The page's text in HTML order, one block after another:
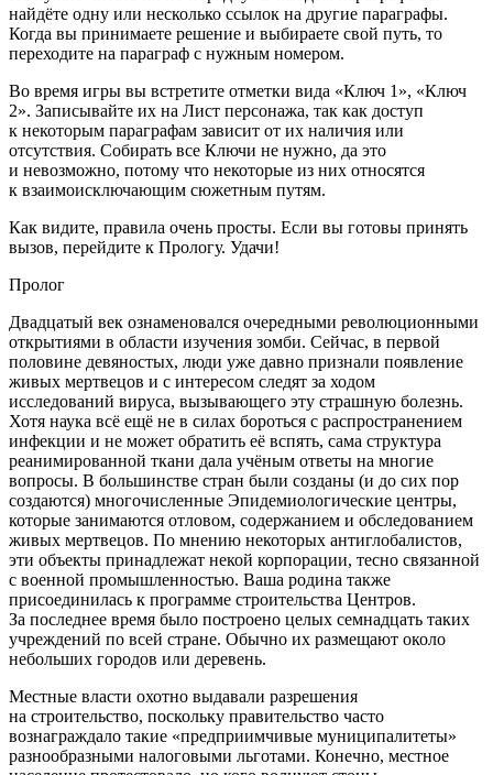
найдёте одну или несколько ссылок на другие параграфы.
Когда вы принимаете решение и выбираете свой путь, то
переходите на параграф с нужным номером.
Во время игры вы встретите отметки вида «Ключ 1», «Ключ
2». Записывайте их на Лист персонажа, так как доступ
к некоторым параграфам зависит от их наличия или
отсутствия. Собирать все Ключи не нужно, да это
и невозможно, потому что некоторые из них относятся
к взаимоисключающим сюжетным путям.
Как видите, правила очень просты. Если вы готовы принять
вызов, перейдите к Прологу. Удачи!
Пролог
Двадцатый век ознаменовался очередными революционными
открытиями в области изучения зомби. Сейчас, в первой
половине девяностых, люди уже давно признали появление
живых мертвецов и с интересом следят за ходом
исследований вируса, вызывающего эту страшную болезнь.
Хотя наука всё ещё не в силах бороться с распространением
инфекции и не может обратить её вспять, сама структура
реанимированной ткани дала учёным ответы на многие
вопросы. В большинстве стран были созданы (и до сих пор
создаются) многочисленные Эпидемиологические центры,
которые занимаются отловом, содержанием и обследованием
живых мертвецов. По мнению некоторых антиглобалистов,
эти объекты принадлежат некой корпорации, тесно связанной
с военной промышленностью. Ваша родина также
присоединилась к программе строительства Центров.
За последнее время было построено целых семнадцать таких
учреждений по всей стране. Обычно их размещают около
небольших городов или деревень.
Местные власти охотно выдавали разрешения
на строительство, поскольку правительство часто
вознаграждало такие «предприимчивые муниципалитеты»
разнообразными налоговыми льготами. Конечно, местное